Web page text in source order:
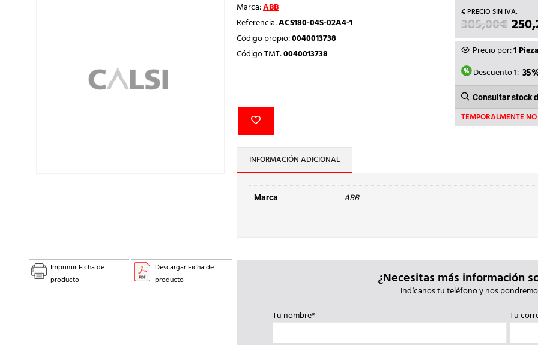
Marca:ABB
Referencia:ACS180-04S-02A4-1
Código propio:0040013738
Código TMT:0040013738
385,00€ EL
ERA:
Precio por:1 Pieza
Descuento 1:
Consultar stock
TEMPORALMENTE
INFORMACIÓN ADICIONAL
Marca ABB
Imprimir Ficha de
producto
Descargar Ficha de
producto
¿Necesitas más información
Indícanos tu teléfono y nos
Tu nombre*
Tu